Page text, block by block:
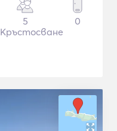
5
Кръстосване
0